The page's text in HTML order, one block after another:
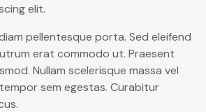
elit.
pellentesque porta. Sed eleifend
erat commodo ut. Praesent
Nullam scelerisque massa vel
sem egestas. Curabitur